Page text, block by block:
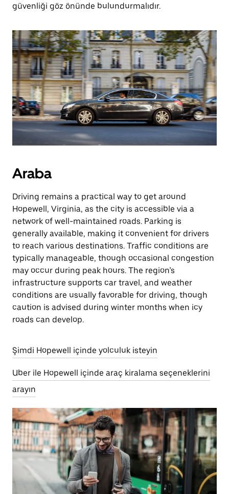
güvenliği göz önünde bulundurmalıdır.
Araba
Driving remains a practical way to get around
Hopewell, Virginia, as the city is accessible via a
network of well-maintained roads. Parking is
generally available, making it convenient for drivers
to reach various destinations. Traffic conditions are
typically manageable, though occasional congestion
may occur during peak hours. The region’s
infrastructure supports car travel, and weather
conditions are usually favorable for driving, though
caution is advised during winter months when icy
roads can develop.
Şimdi Hopewell içinde yolculuk isteyin
Uber ile Hopewell içinde araç kiralama seçeneklerini
arayın